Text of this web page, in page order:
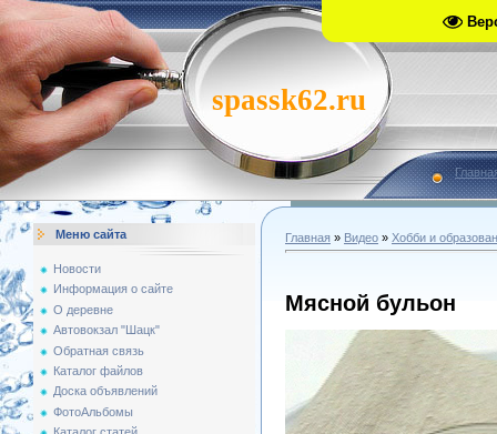
spassk62.ru
Меню сайта
Новости
Информация о сайте
О деревне
Автовокзал "Шацк"
Обратная связь
Каталог файлов
Доска объявлений
ФотоАльбомы
Главная » Видео » Хобби и
Мясной бульон